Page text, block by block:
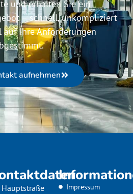
und erhalten Sie ein
– schnell, unkompliziert
Ihre Anforderungen
aufnehmen
Hauptstraße
Impressum